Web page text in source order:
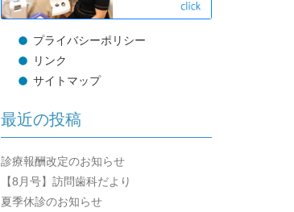
プライバシーポリシー
リンク
サイトマップ
最近の投稿
診療報酬改定のお知らせ
【8月号】訪問歯科だより
夏季休診のお知らせ